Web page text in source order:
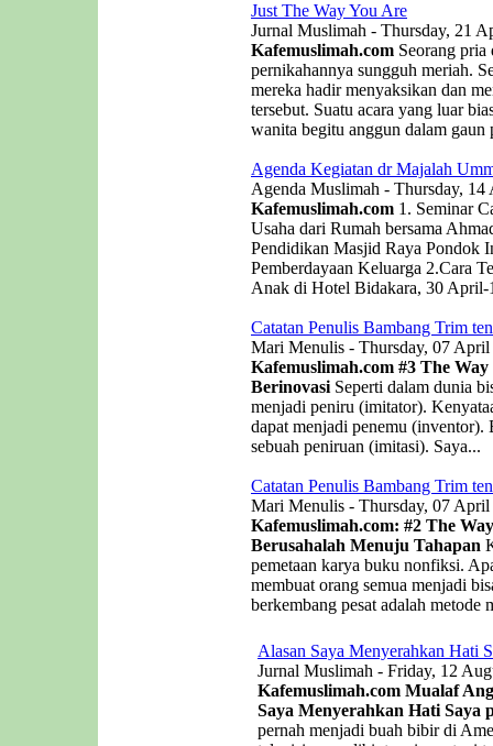
Just The Way You Are
Jurnal Muslimah - Thursday, 21
Kafemuslimah.com Seorang pria
pernikahannya sungguh meriah.
mereka hadir menyaksikan dan
tersebut. Suatu acara yang luar
wanita begitu anggun dalam gaun
Agenda Kegiatan dr Majalah
Agenda Muslimah - Thursday, 14
Kafemuslimah.com 1. Seminar
Usaha dari Rumah bersama
Pendidikan Masjid Raya Pondok
Pemberdayaan Keluarga 2.Cara
Anak di Hotel Bidakara, 30
Catatan Penulis Bambang Trim
Mari Menulis - Thursday, 07 April
Kafemuslimah.com #3 The
Berinovasi Seperti dalam dunia
menjadi peniru (imitator).
dapat menjadi penemu
sebuah peniruan (imitasi). Saya...
Catatan Penulis Bambang Trim
Mari Menulis - Thursday, 07 April
Kafemuslimah.com: #2 The
Berusahalah Menuju Tahapan
pemetaan karya buku nonfiksi.
membuat orang semua menjadi
berkembang pesat adalah metode
Alasan Saya Menyerahkan Hati
Jurnal Muslimah - Friday, 12
Kafemuslimah.com Mualaf
Saya Menyerahkan Hati Saya
pernah menjadi buah bibir di